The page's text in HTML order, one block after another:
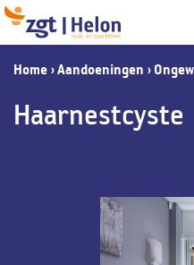
Home ›Aandoeningen ›
Haarnestcyste